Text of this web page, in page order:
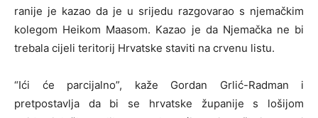
ranije je kazao da je u srijedu razgovarao s njemačkim
kolegom Heikom Maasom. Kazao je da Njemačka ne bi
trebala cijeli teritorij Hrvatske staviti na crvenu listu.
“Ići će parcijalno”, kaže Gordan Grlić-Radman i
pretpostavlja da bi se hrvatske županije s lošijom